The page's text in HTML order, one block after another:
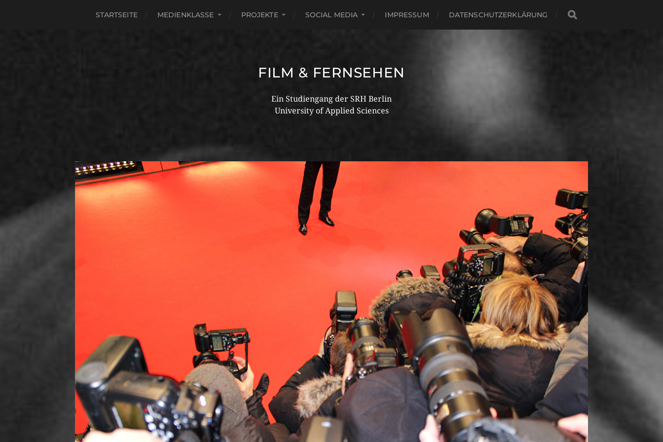
STARTSEITE MEDIENKLASSE PROJEKTE SOCIAL MEDIA IMPRESSUM DATENSCHUTZERKLÄRUNG
FILM & FERNSEHEN
Ein Studiengang der SRH Berlin
University of Applied Sciences